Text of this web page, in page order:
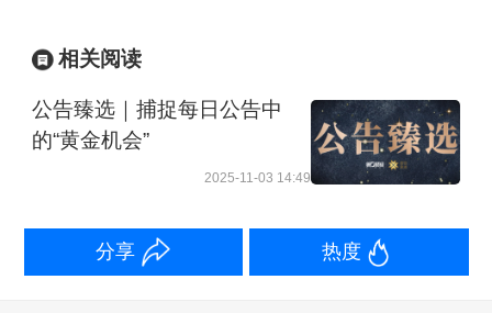
相关阅读
公告臻选｜捕捉每日公告中
的“黄金机会”
2025-11-03 14:49
分享 热度